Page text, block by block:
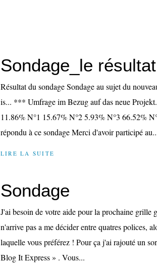
Sondage_le résultat
Résultat du sondage Sondage au sujet du
is... *** Umfrage im Bezug auf das neue
11.86% N°1 15.67% N°2 5.93% N°3 66.52%
répondu à ce sondage Merci d'avoir participé
LIRE LA SUITE
Sondage
J'ai besoin de votre aide pour la prochaine grille
n'arrive pas a me décider entre quatres polices,
laquelle vous préférez ! Pour ça j'ai rajouté un
Blog It Express » . Vous...